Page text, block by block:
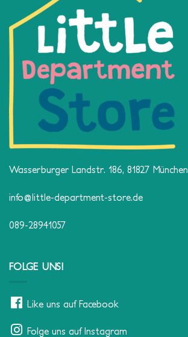
Wasserburger Landstr. 186, 81827 München
info@little-department-store.de
089-28941057
FOLGE UNS!
Like uns auf Facebook
Folge uns auf Instagram